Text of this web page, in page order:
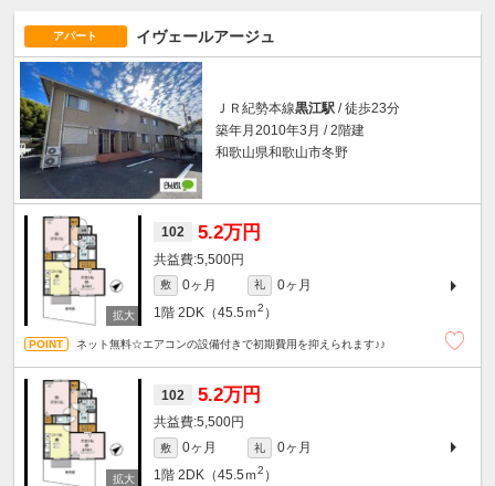
アパート イヴェールアージュ
ＪＲ紀勢本線黒江駅 / 徒歩23分
築年月2010年3月 / 2階建
和歌山県和歌山市冬野
102 5.2万円
5,500円
敷 0ヶ月 礼
0ヶ月
1階 2DK（45.5ｍ2 ）
ネット無料☆エアコンの設備付きで初期費用を抑えられます♪♪
102 5.2万円
5,500円
敷 0ヶ月 礼
0ヶ月
1階 2DK（45.5ｍ2 ）